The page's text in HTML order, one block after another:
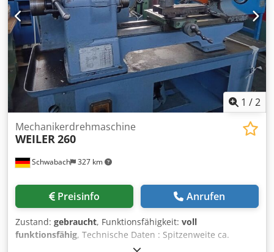
1 /2
Schwabach 327 km
Mechanikerdrehmaschine
WEILER260
Preisinfo Anrufen
Zustand: gebraucht, Funktionsfähigkeit: voll
funktionsfähig, Technische Daten : Spitzenweite ca.
500 mm Spitzenhöhe über Bett